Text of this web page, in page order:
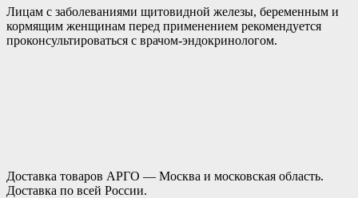
Лицам с заболеваниями щитовидной железы, беременным и
кормящим женщинам перед применением рекомендуется
проконсультироваться с врачом-эндокринологом.
Доставка товаров АРГО — Москва и московская область.
Доставка по всей России.